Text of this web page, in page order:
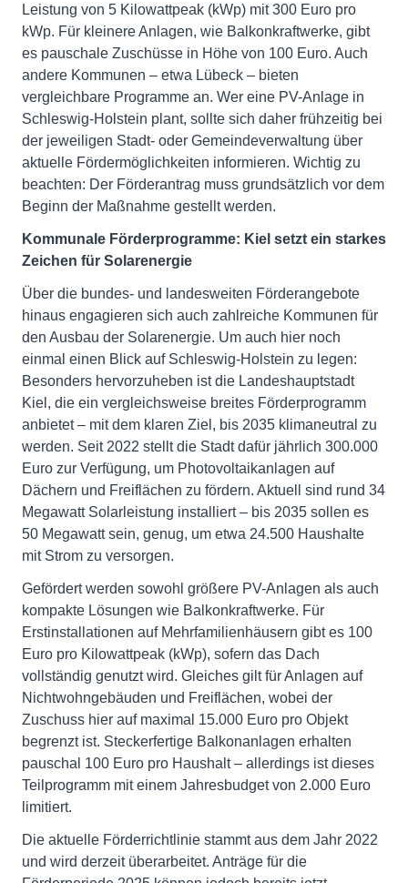
Leistung von 5 Kilowattpeak (kWp) mit 300 Euro pro
kWp. Für kleinere Anlagen, wie Balkonkraftwerke, gibt
es pauschale Zuschüsse in Höhe von 100 Euro. Auch
andere Kommunen – etwa Lübeck – bieten
vergleichbare Programme an. Wer eine PV-Anlage in
Schleswig-Holstein plant, sollte sich daher frühzeitig bei
der jeweiligen Stadt- oder Gemeindeverwaltung über
aktuelle Fördermöglichkeiten informieren. Wichtig zu
beachten: Der Förderantrag muss grundsätzlich vor dem
Beginn der Maßnahme gestellt werden.
Kommunale Förderprogramme: Kiel setzt ein starkes
Zeichen für Solarenergie
Über die bundes- und landesweiten Förderangebote
hinaus engagieren sich auch zahlreiche Kommunen für
den Ausbau der Solarenergie. Um auch hier noch
einmal einen Blick auf Schleswig-Holstein zu legen:
Besonders hervorzuheben ist die Landeshauptstadt
Kiel, die ein vergleichsweise breites Förderprogramm
anbietet – mit dem klaren Ziel, bis 2035 klimaneutral zu
werden. Seit 2022 stellt die Stadt dafür jährlich 300.000
Euro zur Verfügung, um Photovoltaikanlagen auf
Dächern und Freiflächen zu fördern. Aktuell sind rund 34
Megawatt Solarleistung installiert – bis 2035 sollen es
50 Megawatt sein, genug, um etwa 24.500 Haushalte
mit Strom zu versorgen.
Gefördert werden sowohl größere PV-Anlagen als auch
kompakte Lösungen wie Balkonkraftwerke. Für
Erstinstallationen auf Mehrfamilienhäusern gibt es 100
Euro pro Kilowattpeak (kWp), sofern das Dach
vollständig genutzt wird. Gleiches gilt für Anlagen auf
Nichtwohngebäuden und Freiflächen, wobei der
Zuschuss hier auf maximal 15.000 Euro pro Objekt
begrenzt ist. Steckerfertige Balkonanlagen erhalten
pauschal 100 Euro pro Haushalt – allerdings ist dieses
Teilprogramm mit einem Jahresbudget von 2.000 Euro
limitiert.
Die aktuelle Förderrichtlinie stammt aus dem Jahr 2022
und wird derzeit überarbeitet. Anträge für die